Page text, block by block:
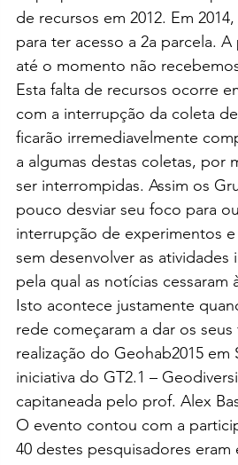
de recursos em 2012. Em
para ter acesso a 2a parcela.
até o momento não
Esta falta de recursos ocorre
com a interrupção da coleta
ficarão irremediavelmente
a algumas destas coletas, por
ser interrompidas. Assim os
pouco desviar seu foco para
interrupção de experimentos
sem desenvolver as
pela qual as notícias
Isto acontece justamente
rede começaram a dar os
realização do Geohab2015
iniciativa do GT2.1 –
capitaneada pelo prof. Alex
O evento contou com a
40 destes pesquisadores